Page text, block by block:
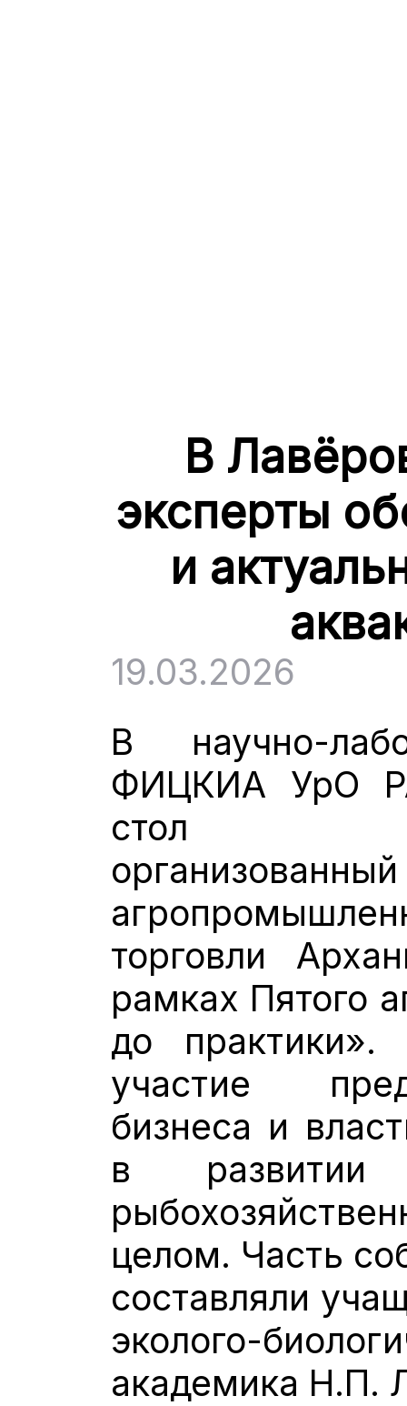
В
эксперты
и
19.03.2026
В научно-
ФИЦКИА УрО
стол
торговли
рамках Пятого
до
участие
бизнеса и
в развитии
целом. Часть
составляли
эколого-
академика Н.П.